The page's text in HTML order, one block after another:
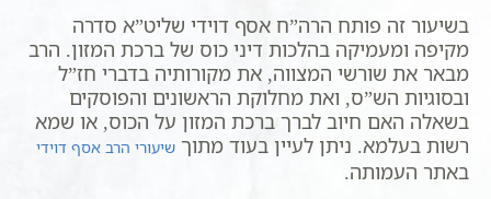
בשיעור זה פותח הרה”ח אסף דוידי שליט”א סדרה
מקיפה ומעמיקה בהלכות דיני כוס של ברכת המזון. הרב
מבאר את שורשי המצווה, את מקורותיה בדברי חז”ל
ובסוגיות הש”ס, ואת מחלוקת הראשונים והפוסקים
בשאלה האם חיוב לברך ברכת המזון על הכוס, או שמא
רשות בעלמא. ניתן לעיין בעוד מתוך שיעורי הרב אסף דוידי
באתר העמותה.